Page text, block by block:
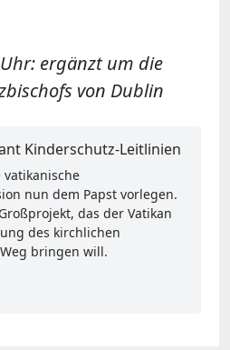
ergänzt um die
von Dublin
Kinderschutz-Leitlinien
nun dem Papst vorlegen.
das der Vatikan
des kirchlichen
bringen will.